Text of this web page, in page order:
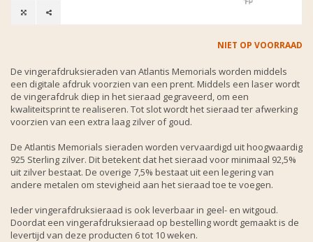
NIET OP VOORRAAD
De vingerafdruksieraden van Atlantis Memorials worden middels
een digitale afdruk voorzien van een prent. Middels een laser wordt
de vingerafdruk diep in het sieraad gegraveerd, om een
kwaliteitsprint te realiseren. Tot slot wordt het sieraad ter afwerking
voorzien van een extra laag zilver of goud.
De Atlantis Memorials sieraden worden vervaardigd uit hoogwaardig
925 Sterling zilver. Dit betekent dat het sieraad voor minimaal 92,5%
uit zilver bestaat. De overige 7,5% bestaat uit een legering van
andere metalen om stevigheid aan het sieraad toe te voegen.
Ieder vingerafdruksieraad is ook leverbaar in geel- en witgoud.
Doordat een vingerafdruksieraad op bestelling wordt gemaakt is de
levertijd van deze producten 6 tot 10 weken.